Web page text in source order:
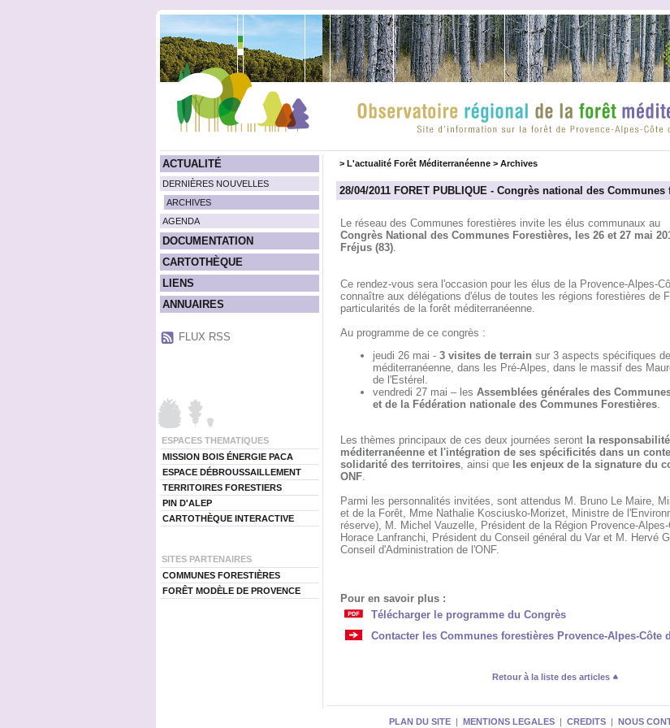
ACTUALITÉ
DERNIÈRES NOUVELLES
ARCHIVES
AGENDA
DOCUMENTATION
CARTOTHÈQUE
LIENS
ANNUAIRES
FLUX RSS
ESPACES THEMATIQUES
MISSION BOIS ÉNERGIE PACA
ESPACE DÉBROUSSAILLEMENT
TERRITOIRES FORESTIERS
PIN D'ALEP
CARTOTHÈQUE INTERACTIVE
SITES PARTENAIRES
COMMUNES FORESTIÈRES
FORÊT MODÈLE DE PROVENCE
> L'actualité Forêt Méditerranéenne> Archives
28/04/2011 FORET PUBLIQUE - Congrès national des
Le réseau des Communes forestières invite les élus communaux au
Congrès National des Communes Forestières, les 26 et 27 mai
Fréjus (83).
Ce rendez-vous sera l'occasion pour les élus de la Provence-Alpes-
connaître aux délégations d'élus de toutes les régions forestières de
particularités de la forêt méditerranéenne.
Au programme de ce congrès :
jeudi 26 mai - 3 visites de terrain sur 3 aspects spécifiques
méditerranéenne, dans les Pré-Alpes, dans le massif des
de l'Estérel.
vendredi 27 mai – les Assemblées générales des
et de la Fédération nationale des Communes Forestières.
Les thèmes principaux de ces deux journées seront la
méditerranéenne et l'intégration de ses spécificités dans un
solidarité des territoires, ainsi que les enjeux de la signature du
ONF.
Parmi les personnalités invitées, sont attendus M. Bruno Le Maire,
et de la Forêt, Mme Nathalie Kosciusko-Morizet, Ministre de
réserve), M. Michel Vauzelle, Président de la Région Provence-Alpes-
Horace Lanfranchi, Président du Conseil général du Var et M. Hervé
Conseil d'Administration de l'ONF.
Pour en savoir plus :
Télécharger le programme du Congrès
Contacter les Communes forestières Provence-Alpes-Côte
Retour à la liste des articles
PLAN DU SITE | MENTIONS LEGALES | CREDITS | NOUS